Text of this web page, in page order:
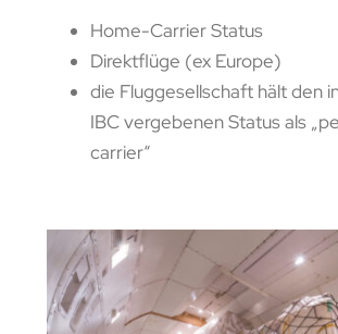
Home-Carrier Status
Direktflüge (ex Europe)
die Fluggesellschaft hält den
IBC vergebenen Status als
carrier“